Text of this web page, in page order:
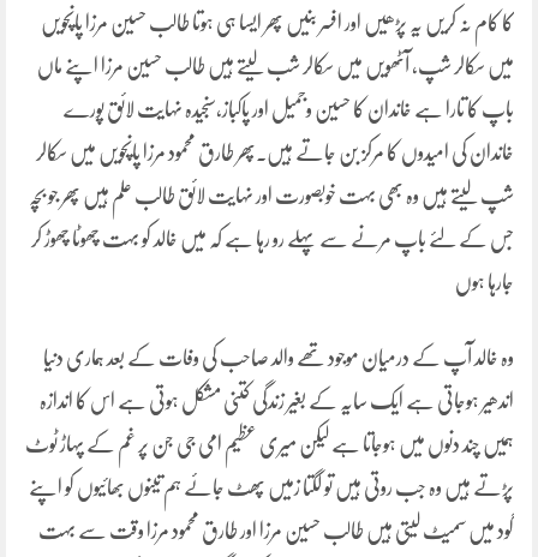
کا کام نہ کریں یہ پڑھیں اور افسر بنیں پھر ایسا ہی ہوتا طالب حسین مرزا پانچویں
میں سکالر شپ، آٹھویں میں سکالر شب لیتے ہیں طالب حسین مرزا اپنے ماں
باپ کا تارا ہے خاندان کا حسین وجمیل اور پاکباز،سنجیدہ نہایت لائق پورے
خاندان کی امیدوں کا مرکز بن جاتے ہیں۔پھر طارق محمود مرزا پانچویں میں سکالر
شپ لیتے ہیں وہ بھی بہت خوبصورت اور نہایت لائق طالب علم ہیں پھر جو بچہ
جس کے لئے باپ مرنے سے پہلے رو رہا ہے کہ میں خالد کو بہت چھوٹا چھوڑ کر
جارہا ہوں
وہ خالد آپ کے درمیان موجود تھے والد صاحب کی وفات کے بعد ہماری دنیا
اندھیر ہوجاتی ہے ایک سایہ کے بغیر زندگی کتنی مشکل ہوتی ہے اس کا اندازہ
ہمیں چند دنوں میں ہوجاتا ہے لیکن میری عظیم امی جی جن پر غم کے پہاڑ ٹوٹ
پڑتے ہیں وہ جب روتی ہیں تو لگتا زمیں پھٹ جائے ہم تینوں بھائیوں کو اپنے
گود میں سمیٹ لیتی ہیں طالب حسین مرزا اور طارق محمود مرزا وقت سے بہت